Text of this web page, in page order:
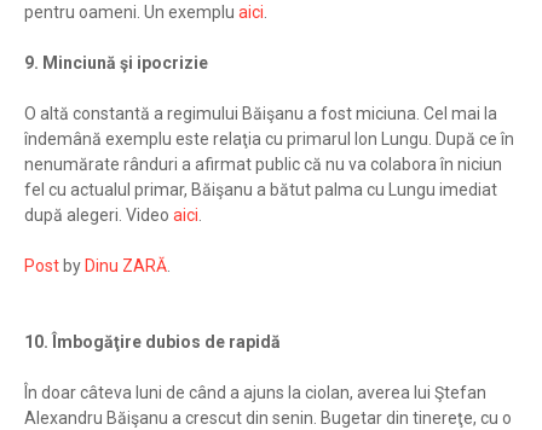
pentru oameni. Un exemplu aici.
9. Minciună şi ipocrizie
O altă constantă a regimului Băişanu a fost miciuna. Cel mai la
îndemână exemplu este relaţia cu primarul Ion Lungu. După ce în
nenumărate rânduri a afirmat public că nu va colabora în niciun
fel cu actualul primar, Băişanu a bătut palma cu Lungu imediat
după alegeri. Video aici.
Post by Dinu ZARĂ.
10. Îmbogăţire dubios de rapidă
În doar câteva luni de când a ajuns la ciolan, averea lui Ştefan
Alexandru Băişanu a crescut din senin. Bugetar din tinereţe, cu o